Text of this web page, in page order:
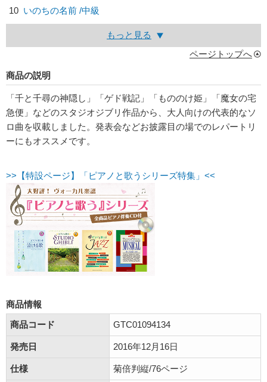
10 いのちの名前 /中級
もっと見る
ページトップへ
商品の説明
「千と千尋の神隠し」「ゲド戦記」「もののけ姫」「魔女の宅
急便」などのスタジオジブリ作品から、大人向けの代表的なソ
ロ曲を収載しました。発表会などお披露目の場でのレパートリ
ーにもオススメです。
>>【特設ページ】「ピアノと歌うシリーズ特集」<<
商品情報
商品コード
GTC01094134
発売日 2016年12月16日
仕様 菊倍判縦/76ページ